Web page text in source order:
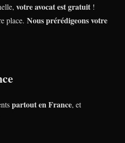
votre avocat est gratuit !
place. Nous prérédigeons votre
partout en France, et